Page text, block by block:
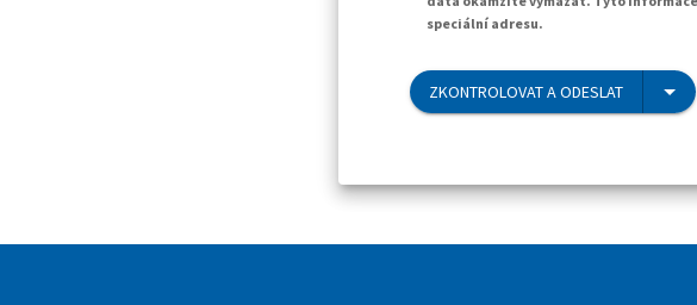
speciální adresu.
ZKONTROLOVAT A ODESLAT